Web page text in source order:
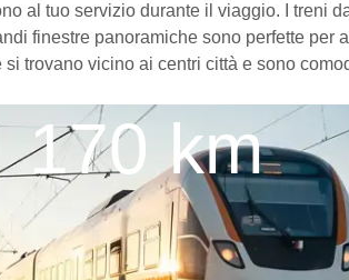
al tuo servizio durante il viaggio. I treni
finestre panoramiche sono perfette
trovano vicino ai centri città e sono
170 km